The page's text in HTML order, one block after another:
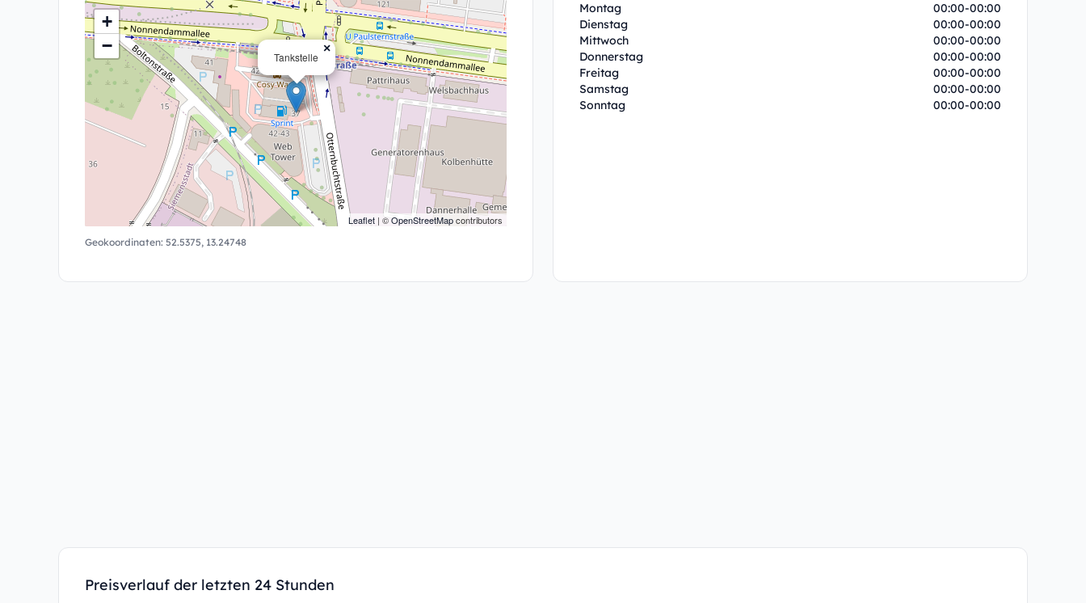
Tankstelle
×
+
−
Leaflet | ©OpenStreetMapcontributors
Geokoordinaten: 52.5375, 13.24748
Montag
00:00-00:00
Dienstag
00:00-00:00
Mittwoch
00:00-00:00
Donnerstag
00:00-00:00
Freitag
00:00-00:00
Samstag
00:00-00:00
Sonntag
00:00-00:00
Preisverlauf der letzten 24 Stunden